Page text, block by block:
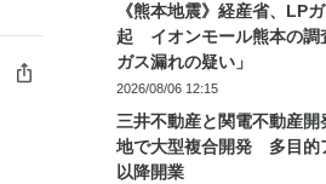
《熊本地震》経産省、LP
起 イオンモール熊本の調
ガス漏れの疑い」
2026/08/06 12:15
三井不動産と関電不動産
地で大型複合開発 多目的
以降開業